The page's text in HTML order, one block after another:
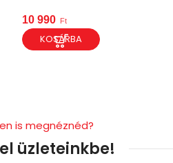
10 990 Ft
KOSÁRBA
is megnéznéd?
üzleteinkbe!